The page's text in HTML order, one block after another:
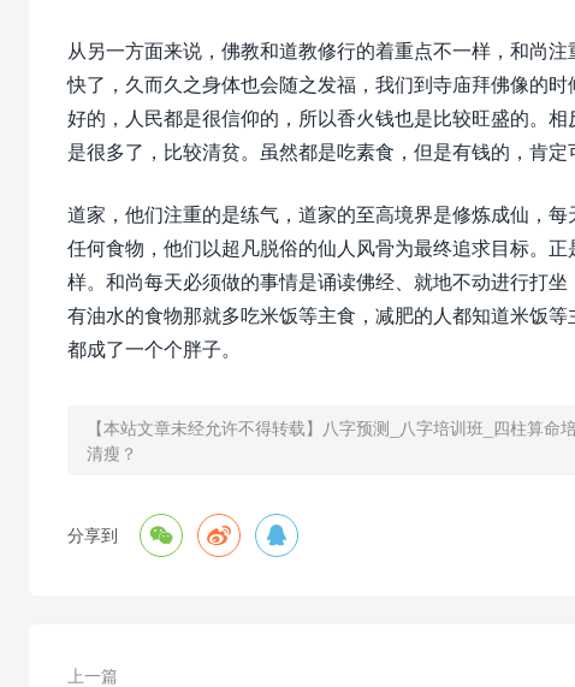
从另一方面来说，佛教和道教修行的着重点不一样，和尚
快了，久而久之身体也会随之发福，我们到寺庙拜佛像的
好的，人民都是很信仰的，所以香火钱也是比较旺盛的。
是很多了，比较清贫。虽然都是吃素食，但是有钱的，肯定
道家，他们注重的是练气，道家的至高境界是修炼成仙，
任何食物，他们以超凡脱俗的仙人风骨为最终追求目标。
样。和尚每天必须做的事情是诵读佛经、就地不动进行打
有油水的食物那就多吃米饭等主食，减肥的人都知道米饭
都成了一个个胖子。
【本站文章未经允许不得转载】 八字预测_八字培训班_四柱算命
清瘦？
分享到   
上一篇